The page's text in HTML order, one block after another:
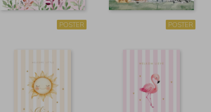
POSTER POSTER